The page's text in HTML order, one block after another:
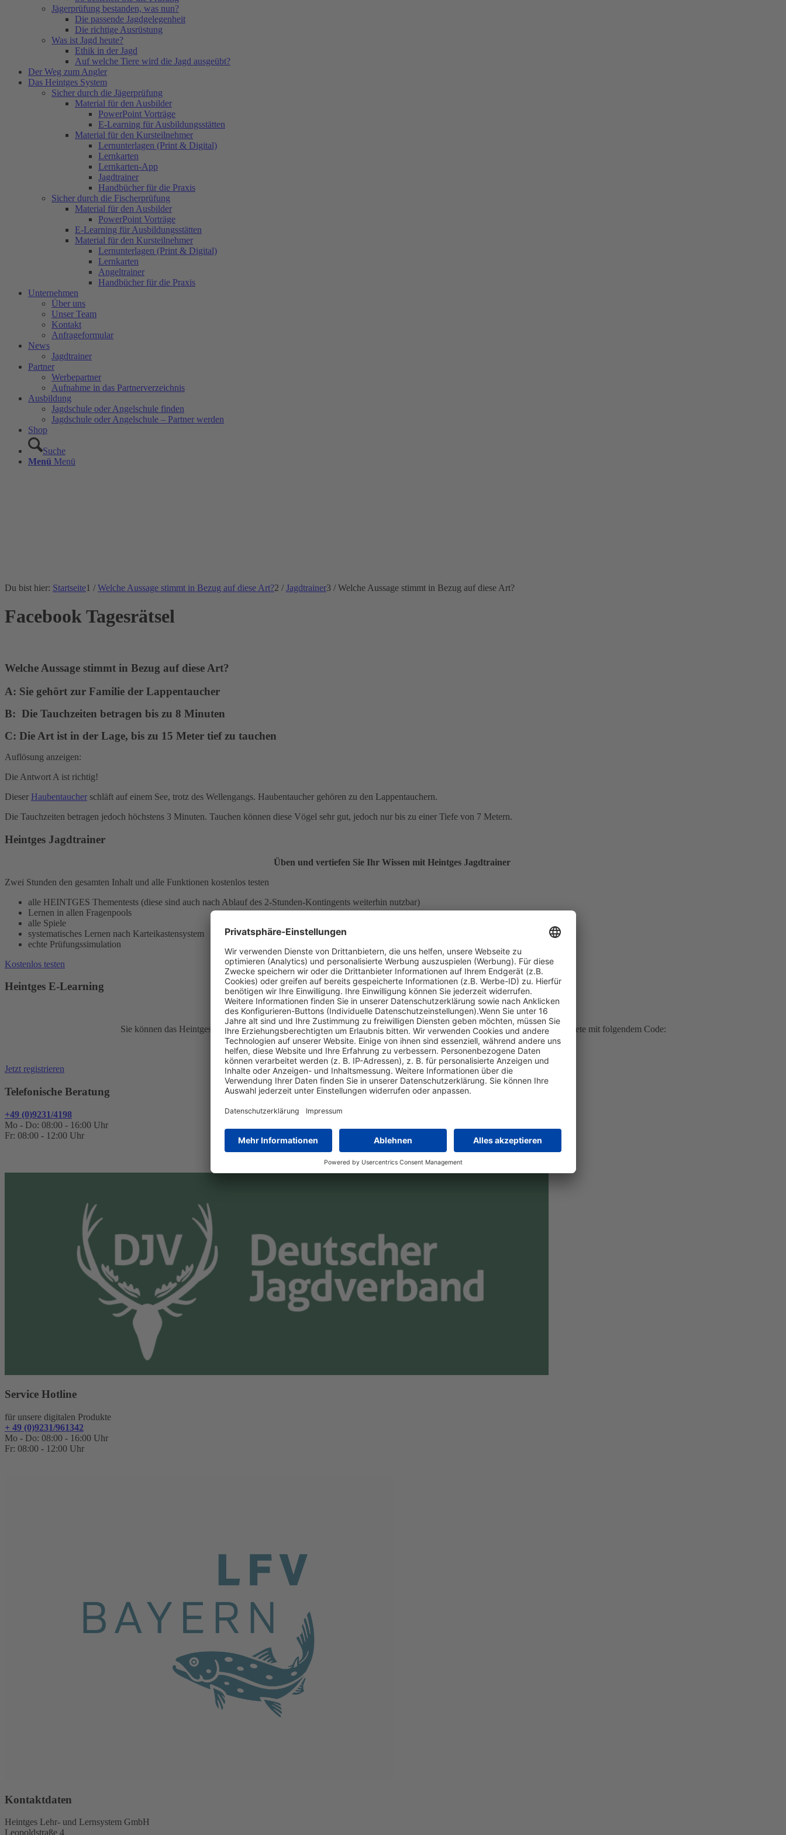
Jägerprüfung bestanden, was nun?
Die passende Jagdgelegenheit
Die richtige Ausrüstung
Was ist Jagd heute?
Ethik in der Jagd
Auf welche Tiere wird die Jagd ausgeübt?
Der Weg zum Angler
Das Heintges System
Sicher durch die Jägerprüfung
Material für den Ausbilder
PowerPoint Vorträge
E-Learning für Ausbildungsstätten
Material für den Kursteilnehmer
Lernunterlagen (Print & Digital)
Lernkarten
Lernkarten-App
Jagdtrainer
Handbücher für die Praxis
Sicher durch die Fischerprüfung
Material für den Ausbilder
PowerPoint Vorträge
E-Learning für Ausbildungsstätten
Material für den Kursteilnehmer
Lernunterlagen (Print & Digital)
Lernkarten
Angeltrainer
Handbücher für die Praxis
Unternehmen
Über uns
Unser Team
Kontakt
Anfrageformular
News
Jagdtrainer
Partner
Werbepartner
Aufnahme in das Partnerverzeichnis
Ausbildung
Jagdschule oder Angelschule finden
Jagdschule oder Angelschule – Partner werden
Shop
Suche
Menü Menü
Du bist hier: Startseite1 / Welche Aussage stimmt in Bezug auf diese Art?2 / Jagdtrainer3 / Welche Aussage stimmt in Bezug auf diese Art?
Facebook Tagesrätsel
Welche Aussage stimmt in Bezug auf diese Art?
A: Sie gehört zur Familie der Lappentaucher
B: Die Tauchzeiten betragen bis zu 8 Minuten
C: Die Art ist in der Lage, bis zu 15 Meter tief zu tauchen
Auflösung anzeigen:
Die Antwort A ist richtig!
Dieser Haubentaucher schläft auf einem See, trotz des Wellengangs. Haubentaucher gehören zu den Lappentauchern.
Die Tauchzeiten betragen jedoch höchstens 3 Minuten. Tauchen können diese Vögel sehr gut, jedoch nur bis zu einer Tiefe von 7 Metern.
Heintges Jagdtrainer
Üben und vertiefen Sie Ihr Wissen mit Heintges Jagdtrainer
Zwei Stunden den gesamten Inhalt und alle Funktionen kostenlos testen
alle HEINTGES Thementests (diese sind auch nach Ablauf des 2-Stunden-Kontingents weiterhin nutzbar)
Lernen in allen Fragenpools
alle Spiele
systematisches Lernen nach Karteikastensystem
echte Prüfungssimulation
Kostenlos testen
Heintges E-Learning
Mehr Informationen zum Thema gibt es im Heintges E-Learning
Sie können das Heintges E-Learning System 24 Stunden kostenlos testen. Ihren Testzugang aktivieren Sie für alle Fachgebiete mit folgendem Code:
HTG-DIGITAL-JAGD
Jetzt registrieren
Telefonische Beratung
+49 (0)9231/4198
Mo - Do: 08:00 - 16:00 Uhr
Fr: 08:00 - 12:00 Uhr
Service Hotline
für unsere digitalen Produkte
+ 49 (0)9231/961342
Mo - Do: 08:00 - 16:00 Uhr
Fr: 08:00 - 12:00 Uhr
Kontaktdaten
Heintges Lehr- und Lernsystem GmbH
Leopoldstraße 4